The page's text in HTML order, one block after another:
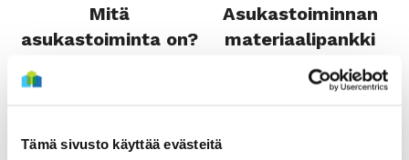
Tämä sivusto käyttää evästeitä
Mitä
asukastoiminta on?
Asukastoiminnan
materiaalipankki